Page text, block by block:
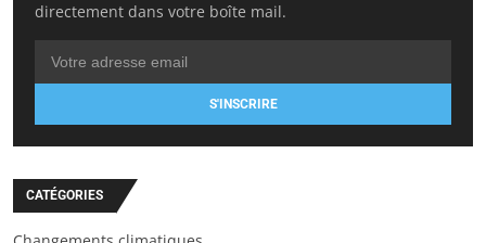
directement dans votre boîte mail.
S'INSCRIRE
CATÉGORIES